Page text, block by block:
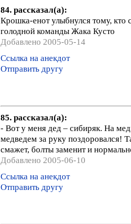
84. рассказал(а):
Крошка-енот улыбнулся тому, кто
голодной команды Жака Кусто
Добавлено 2005-05-14
Ссылка на анекдот
Отправить другу
85. рассказал(а):
- Вот у меня дед – сибиряк. На
медведем за руку поздоровался!
смажет, болты заменит и
Добавлено 2005-06-10
Ссылка на анекдот
Отправить другу